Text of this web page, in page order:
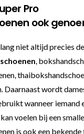
Pro
ook
niet altijd precies
,
Daarnaast wordt
wanneer iemand
voelen bij een
is ook een